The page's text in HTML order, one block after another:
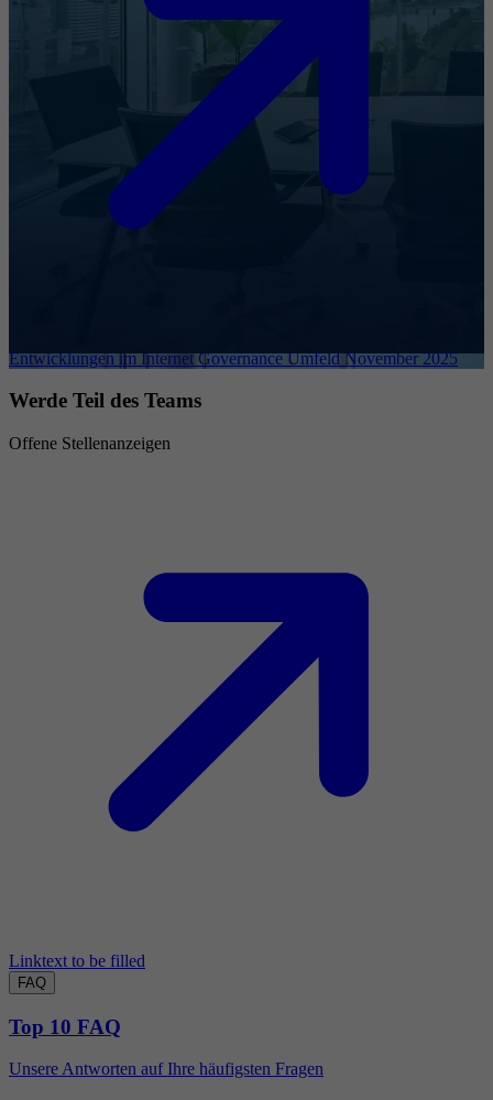
Entwicklungen im Internet Governance Umfeld November 2025
Werde Teil des Teams
Offene Stellenanzeigen
Linktext to be filled
FAQ
Top 10 FAQ
Unsere Antworten auf Ihre häufigsten Fragen